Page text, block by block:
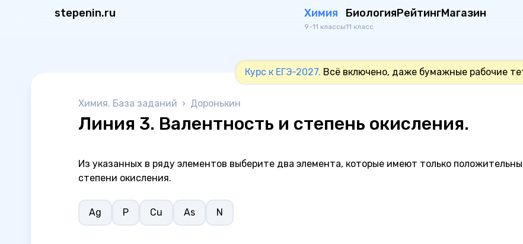
stepenin.ru Химия
9-11 классы
Биология
11 класс
РейтингМагазин
Курс к ЕГЭ-2027. Всё включено, даже бумажные рабочие
Химия. База заданий › Доронькин
Линия 3. Валентность и степень окисления.
Из указанных в ряду элементов выберите два элемента, которые имеют только
степени окисления.
Ag P Cu As N